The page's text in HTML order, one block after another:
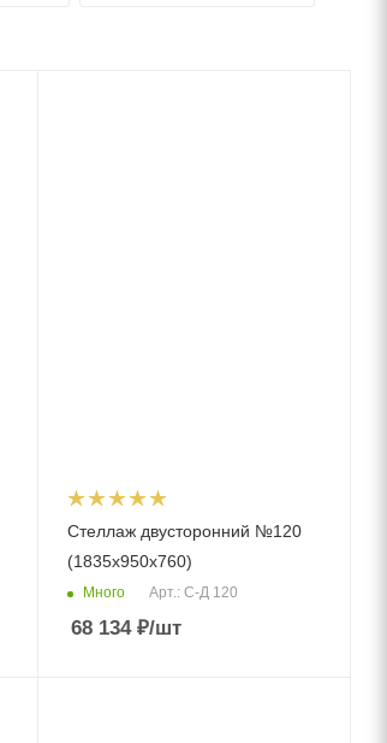
Стеллаж двусторонний №120
(1835х950х760)
Много Арт.: С-Д 120
68 134₽/шт